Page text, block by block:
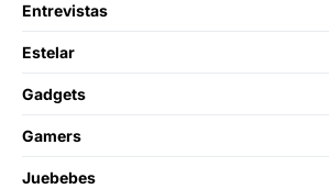
Entrevistas
Estelar
Gadgets
Gamers
Juebebes